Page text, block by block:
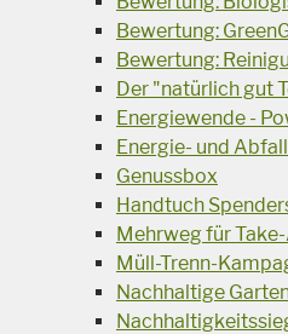
Bewertung:
Bewertung:
Der "natürlich gut
Energiewende -
Energie- und
Genussbox
Handtuch
Mehrweg für
Müll-Trenn-
Nachhaltige